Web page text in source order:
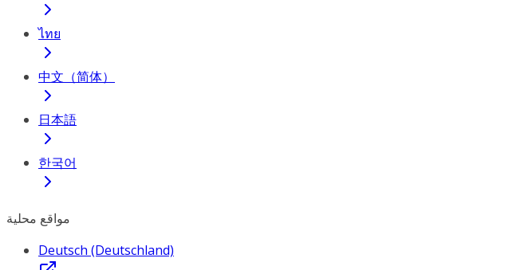
ไทย
中文（简体）
日本語
한국어
مواقع محلية
Deutsch (Deutschland)